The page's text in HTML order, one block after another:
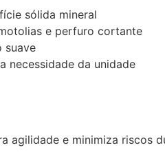
sólida mineral
e perfuro cortante
suave
necessidade da unidade
agilidade e minimiza riscos